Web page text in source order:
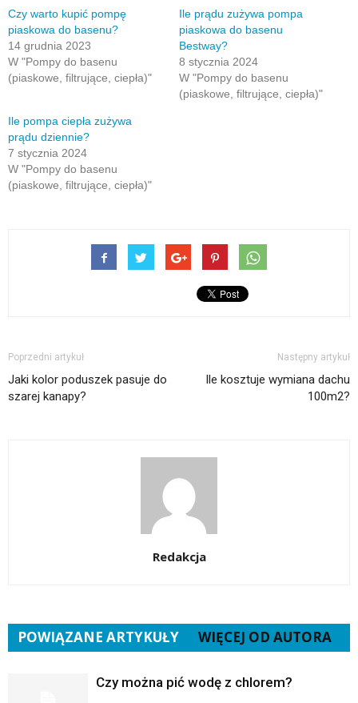
w
nowym
oknie)
Czy warto kupić pompę
piaskowa do basenu?
14 grudnia 2023
W "Pompy do basenu
(piaskowe, filtrujące, ciepła)"
Ile prądu zużywa pompa
piaskowa do basenu
Bestway?
8 stycznia 2024
W "Pompy do basenu
(piaskowe, filtrujące, ciepła)"
Ile pompa ciepła zużywa
prądu dziennie?
7 stycznia 2024
W "Pompy do basenu
(piaskowe, filtrujące, ciepła)"
Poprzedni artykuł
Jaki kolor poduszek pasuje do
szarej kanapy?
Następny artykuł
Ile kosztuje wymiana dachu
100m2?
Redakcja
POWIĄZANE ARTYKUŁY WIĘCEJ OD AUTORA
Czy można pić wodę z chlorem?